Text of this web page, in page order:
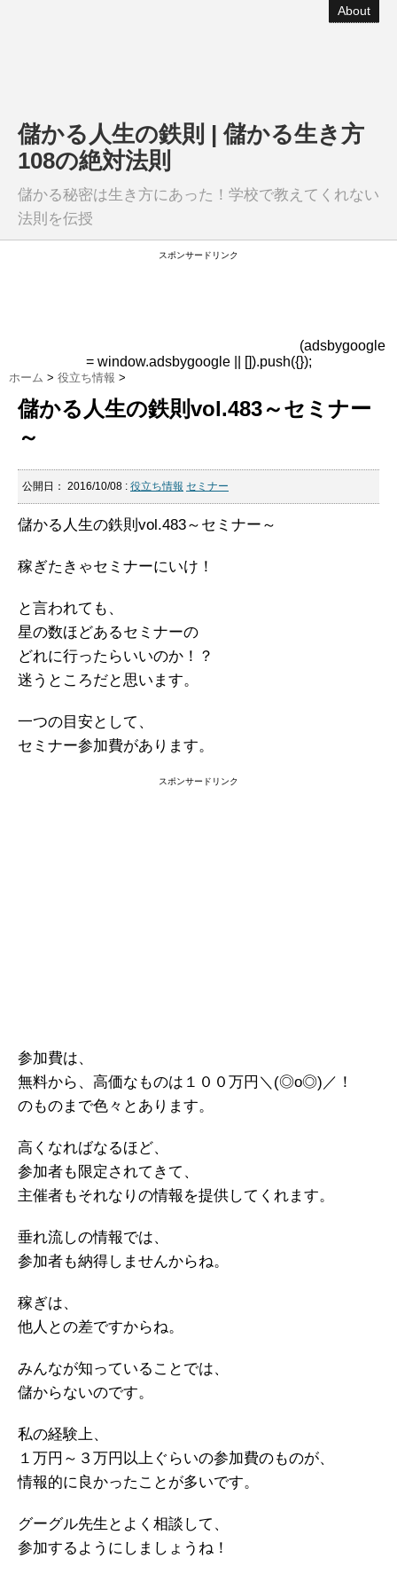
About
儲かる人生の鉄則 | 儲かる生き方
108の絶対法則
儲かる秘密は生き方にあった！学校で教えてくれない
法則を伝授
スポンサードリンク
(adsbygoogle
= window.adsbygoogle || []).push({});
ホーム > 役立ち情報 >
儲かる人生の鉄則vol.483～セミナー
～
公開日： 2016/10/08 : 役立ち情報 セミナー
儲かる人生の鉄則vol.483～セミナー～
稼ぎたきゃセミナーにいけ！
と言われても、
星の数ほどあるセミナーの
どれに行ったらいいのか！？
迷うところだと思います。
一つの目安として、
セミナー参加費があります。
スポンサードリンク
参加費は、
無料から、高価なものは１００万円＼(◎o◎)／！
のものまで色々とあります。
高くなればなるほど、
参加者も限定されてきて、
主催者もそれなりの情報を提供してくれます。
垂れ流しの情報では、
参加者も納得しませんからね。
稼ぎは、
他人との差ですからね。
みんなが知っていることでは、
儲からないのです。
私の経験上、
１万円～３万円以上ぐらいの参加費のものが、
情報的に良かったことが多いです。
グーグル先生とよく相談して、
参加するようにしましょうね！